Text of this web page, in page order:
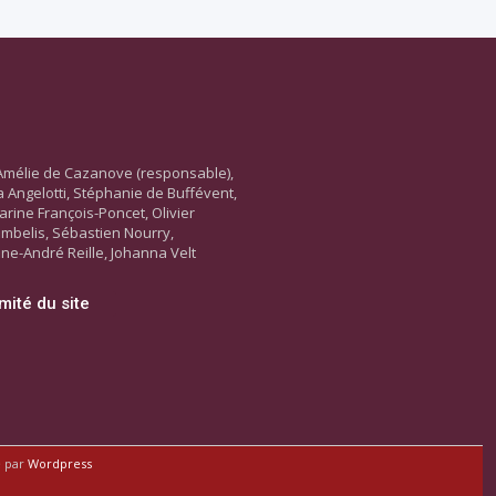
de Cazanove (responsable),
Angelotti, Stéphanie de Buffévent,
François-Poncet, Olivier
Sébastien Nourry,
André Reille, Johanna Velt
du site
par Wordpress